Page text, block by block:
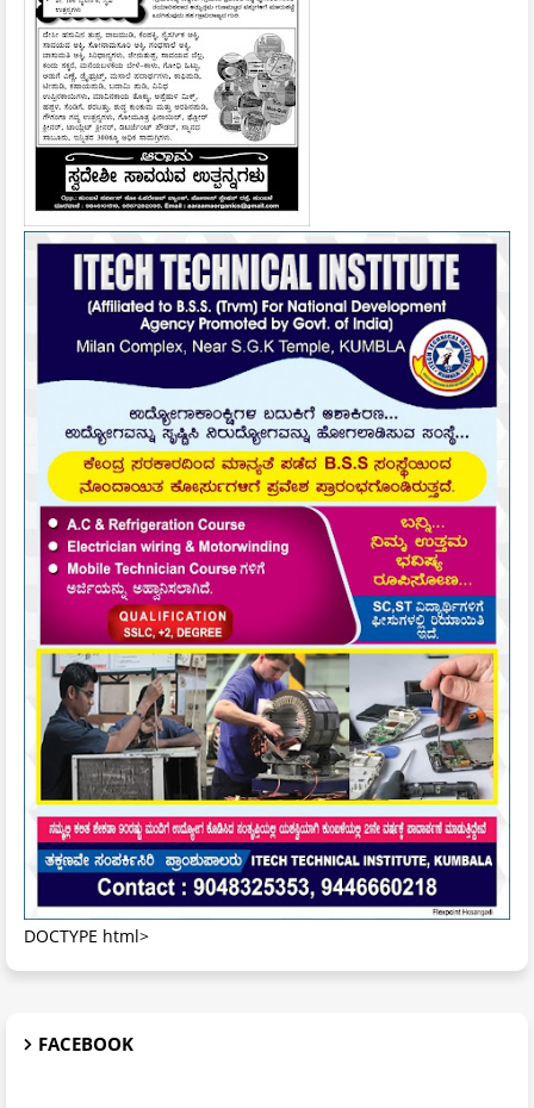
DOCTYPE html>
FACEBOOK